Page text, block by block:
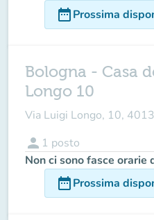
date_rangeProssima
Bologna - Casa
Longo 10
Via Luigi Longo, 10,
person 1 posto
Non ci sono fasce
date_rangeProssima